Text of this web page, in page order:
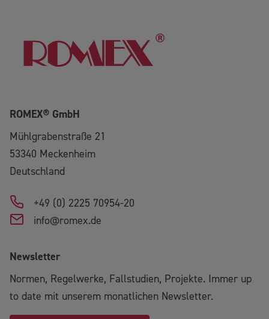
ROMEX® GmbH
Mühlgrabenstraße 21
53340 Meckenheim
Deutschland
+49 (0) 2225 70954-20
info@romex.de
Newsletter
Normen, Regelwerke, Fallstudien, Projekte. Immer up
to date mit unserem monatlichen Newsletter.